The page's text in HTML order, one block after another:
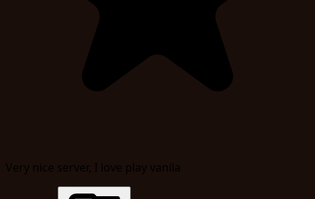
Very nice server, I love play vanila